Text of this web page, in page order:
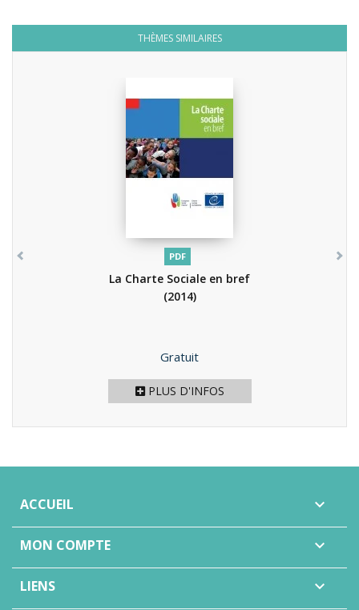
THÈMES SIMILAIRES
PDF
La Charte Sociale en bref
(2014)
Prix
Gratuit
PLUS D'INFOS
ACCUEIL 
MON COMPTE 
LIENS 